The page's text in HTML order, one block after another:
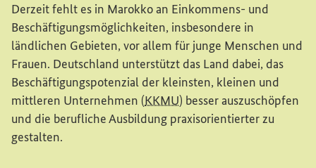
Derzeit fehlt es in Marokko an Einkommens- und
Beschäftigungsmöglichkeiten, insbesondere in
ländlichen Gebieten, vor allem für junge Menschen und
Frauen. Deutschland unterstützt das Land dabei, das
Beschäftigungspotenzial der kleinsten, kleinen und
mittleren Unternehmen (KKMU) besser auszuschöpfen
und die berufliche Ausbildung praxisorientierter zu
gestalten.